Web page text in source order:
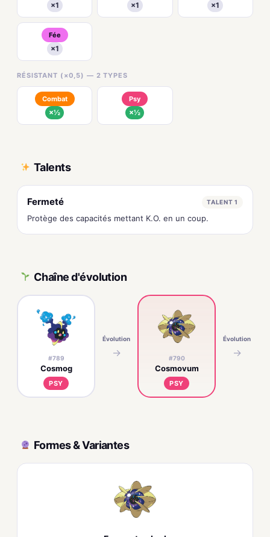
×1 ×1 ×1
Fée
×1
RÉSISTANT (×0,5) — 2 TYPES
Combat
×½
Psy
×½
Talents
Fermeté TALENT 1
Protège des capacités mettant K.O. en un coup.
Chaîne d'évolution
#789
Cosmog
PSY
Évolution
→ #790
Cosmovum
PSY
Évolution
→
Formes & Variantes